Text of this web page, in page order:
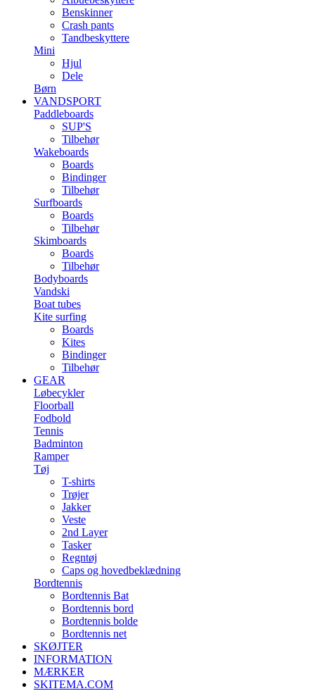
Benskinner
Crash pants
Tandbeskyttere
Mini
Hjul
Dele
Børn
VANDSPORT
Paddleboards
SUP'S
Tilbehør
Wakeboards
Boards
Bindinger
Tilbehør
Surfboards
Boards
Tilbehør
Skimboards
Boards
Tilbehør
Bodyboards
Vandski
Boat tubes
Kite surfing
Boards
Kites
Bindinger
Tilbehør
GEAR
Løbecykler
Floorball
Fodbold
Tennis
Badminton
Ramper
Tøj
T-shirts
Trøjer
Jakker
Veste
2nd Layer
Tasker
Regntøj
Caps og hovedbeklædning
Bordtennis
Bordtennis Bat
Bordtennis bord
Bordtennis bolde
Bordtennis net
SKØJTER
INFORMATION
MÆRKER
SKITEMA.COM